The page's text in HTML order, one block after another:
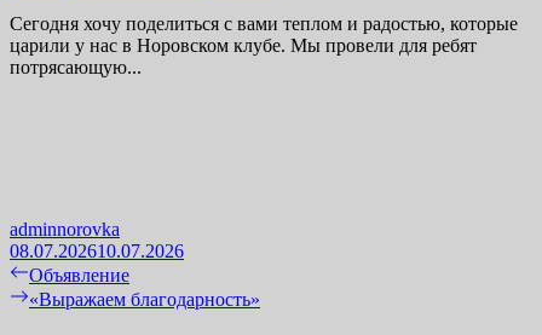
Сегодня хочу поделиться с вами теплом и радостью, которые
царили у нас в Норовском клубе. Мы провели для ребят
потрясающую...
adminnorovka
08.07.202610.07.2026
Навигация
по
Previous
post:
Объявление
Next
«Выражаем благодарность»